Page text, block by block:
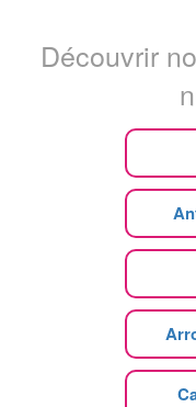
Découvrir